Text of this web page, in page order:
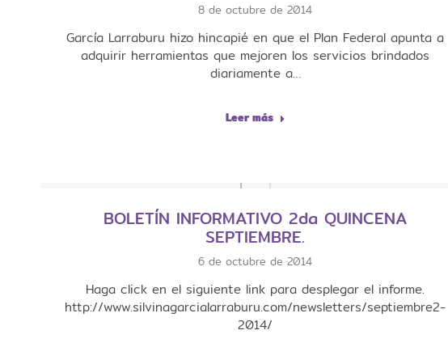
8 de octubre de 2014
García Larraburu hizo hincapié en que el Plan Federal apunta a
adquirir herramientas que mejoren los servicios brindados
diariamente a…
Leer más
BOLETÍN INFORMATIVO 2da QUINCENA
SEPTIEMBRE.
6 de octubre de 2014
Haga click en el siguiente link para desplegar el informe.
http://www.silvinagarcialarraburu.com/newsletters/septiembre2-
2014/